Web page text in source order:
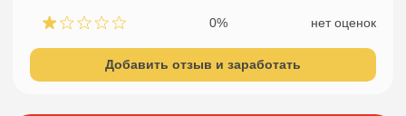
0% нет оценок
Добавить отзыв и заработать